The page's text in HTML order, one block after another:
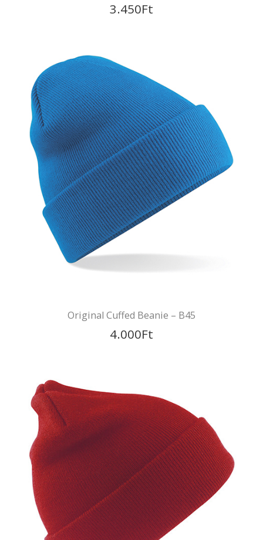
Egyedi téli sapka – Beechfield B445
3.450Ft
Original Cuffed Beanie – B45
4.000Ft